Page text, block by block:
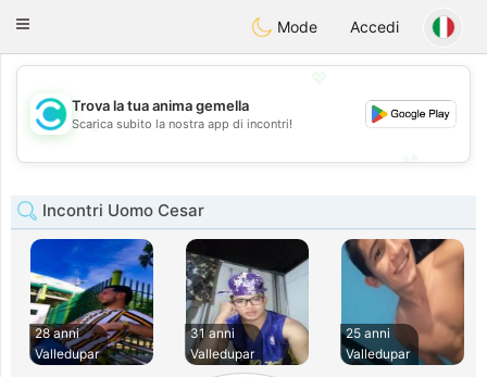
olombiaCitas
Toggle
Mode Accedi
💖
💕
Trova la tua anima gemella
Scarica subito la nostra app di incontri!
Incontri Uomo Cesar
28 anni
Valledupar
31 anni
Valledupar
25 anni
Valledupar